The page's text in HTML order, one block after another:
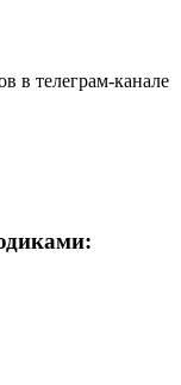
в телеграм-канале